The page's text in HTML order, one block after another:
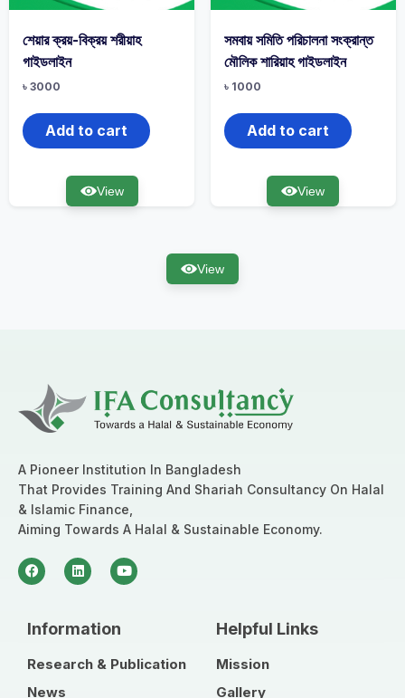
শেয়ার ক্রয়-বিক্রয় শরীয়াহ
গাইডলাইন
৳ 3000
Add to cart
View
সমবায় সমিতি পরিচালনা সংক্রান্ত
মৌলিক শারিয়াহ গাইডলাইন
৳ 1000
Add to cart
View
View
A Pioneer Institution In Bangladesh
That Provides Training And Shariah Consultancy On Halal
& Islamic Finance,
Aiming Towards A Halal & Sustainable Economy.
Information
Research & Publication
News
Helpful Links
Mission
Gallery